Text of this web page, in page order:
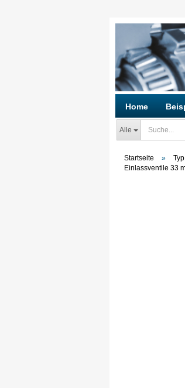
Alle
Home
Startseite »
Einlassventile 33